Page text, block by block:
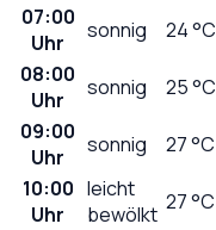
07:00
Uhr
sonnig 24°C
08:00
Uhr
sonnig 25°C
09:00
Uhr
sonnig 27°C
10:00
Uhr
leicht
bewölkt 27°C